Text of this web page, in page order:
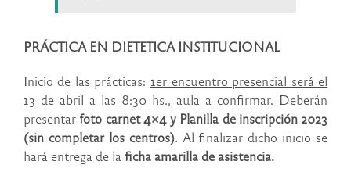
PRÁCTICA EN DIETETICA INSTITUCIONAL
Inicio de las prácticas: 1er encuentro presencial será el
13 de abril a las 8:30 hs., aula a confirmar. Deberán
presentar foto carnet 4×4 y Planilla de inscripción 2023
(sin completar los centros). Al finalizar dicho inicio se
hará entrega de la ficha amarilla de asistencia.